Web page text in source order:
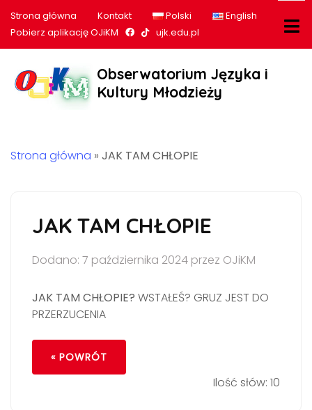
Strona główna Kontakt Polski
English
Pobierz aplikację OJiKM
Nasz profil na Facebook
Nasz profil na tiktok
ujk.edu.pl
Obserwatorium Języka i
Kultury Młodzieży
Strona główna » JAK TAM CHŁOPIE
JAK TAM CHŁOPIE
Dodano: 7 października 2024 przez OJiKM
JAK TAM CHŁOPIE? WSTAŁEŚ? GRUZ JEST DO
PRZERZUCENIA
« POWRÓT
Ilość słów: 10